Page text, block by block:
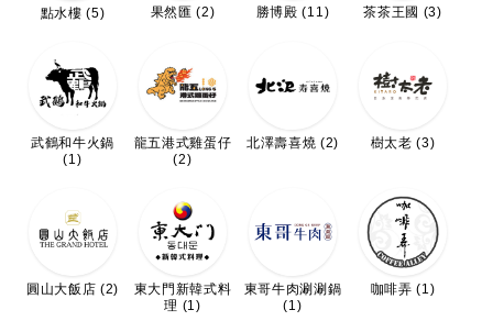
點水樓 (5) 果然匯 (2) 勝博殿 (11) 茶茶王國 (3)
武鶴和牛火鍋
(1)
龍五港式雞蛋仔
(2)
北澤壽喜燒 (2) 樹太老 (3)
圓山大飯店 (2)
東大門新韓式料
理 (1)
東哥牛肉涮涮鍋
(1)
咖啡弄 (1)